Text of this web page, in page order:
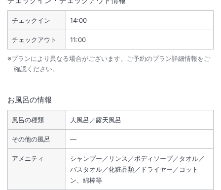
チェックイン 14:00
チェックアウト 11:00
※プランにより異なる場合がございます。ご予約のプラン詳細情報をご
確認ください。
お風呂の情報
風呂の種類 大風呂／露天風呂
その他の風呂 ―
アメニティ
シャンプー／リンス／ボディソープ／タオル／
バスタオル／化粧品類／ドライヤー／コット
ン、綿棒等